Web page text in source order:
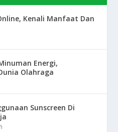
Kenali Manfaat Dan
Energi,
Olahraga
Sunscreen Di